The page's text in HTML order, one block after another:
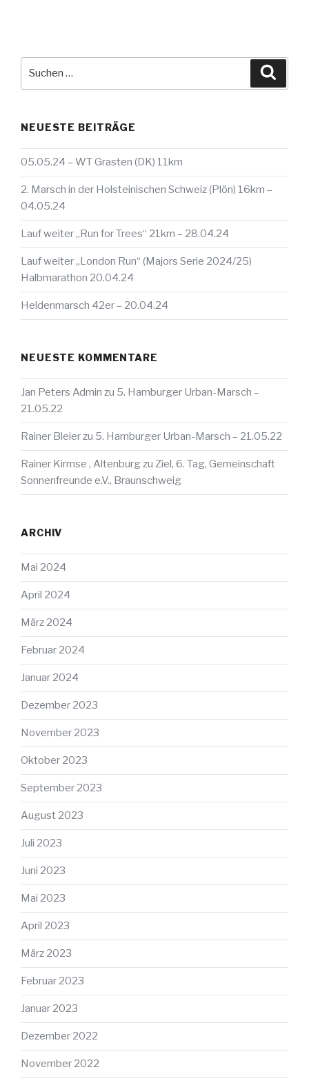
NEUESTE BEITRÄGE
05.05.24 – WT Grasten (DK) 11km
2. Marsch in der Holsteinischen Schweiz (Plön) 16km –
04.05.24
Lauf weiter „Run for Trees“ 21km – 28.04.24
Lauf weiter „London Run“ (Majors Serie 2024/25)
Halbmarathon 20.04.24
Heldenmarsch 42er – 20.04.24
NEUESTE KOMMENTARE
Jan Peters Admin zu 5. Hamburger Urban-Marsch –
21.05.22
Rainer Bleierzu 5. Hamburger Urban-Marsch – 21.05.22
Rainer Kirmse , Altenburgzu Ziel, 6. Tag, Gemeinschaft
Sonnenfreunde e.V., Braunschweig
ARCHIV
Mai 2024
April 2024
März 2024
Februar 2024
Januar 2024
Dezember 2023
November 2023
Oktober 2023
September 2023
August 2023
Juli 2023
Juni 2023
Mai 2023
April 2023
März 2023
Februar 2023
Januar 2023
Dezember 2022
November 2022